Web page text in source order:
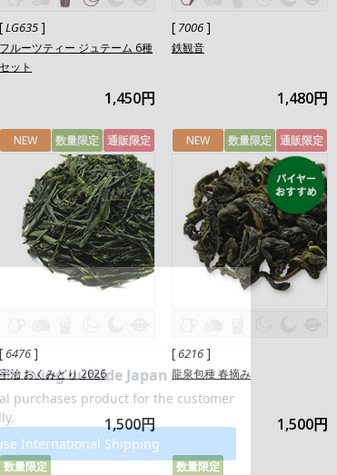
[LG635]
フルーツティー ジュテーム 6種
セット
1,450円
[ 7006]
鉄観音
1,480円
NEW 数量限定 通販限定
[6476]
宇治 おくみどり 2026
1,500円
NEW 数量限定 通販限定
[6216]
龍泉包種 春摘み
1,500円
数量限定 数量限定